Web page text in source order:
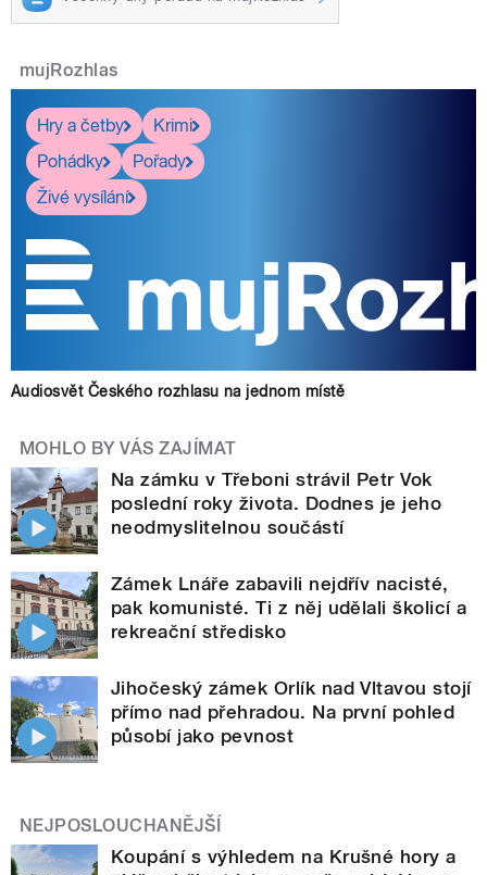
mujRozhlas
Hry a četby
Krimi
Pohádky
Pořady
Živé vysílání
Audiosvět Českého rozhlasu na jednom místě
MOHLO BY VÁS ZAJÍMAT
Na zámku v Třeboni strávil Petr Vok
poslední roky života. Dodnes je jeho
neodmyslitelnou součástí
Zámek Lnáře zabavili nejdřív nacisté,
pak komunisté. Ti z něj udělali školicí a
rekreační středisko
Jihočeský zámek Orlík nad Vltavou stojí
přímo nad přehradou. Na první pohled
působí jako pevnost
NEJPOSLOUCHANĚJŠÍ
Koupání s výhledem na Krušné hory a